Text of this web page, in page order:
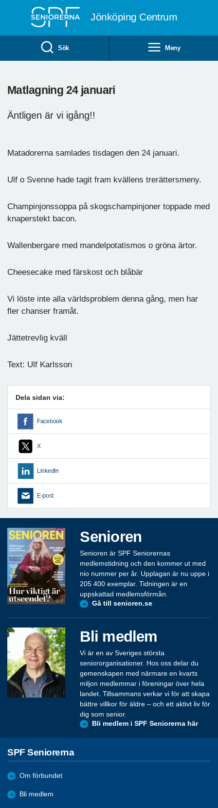
Jönköping Centrum
Sök Meny
Matlagning 24 januari
Äntligen är vi igång!!
Matadorerna samlades tisdagen den 24 januari.
Ulf o Svenne hade tagit fram kvällens trerättersmeny.
Champinjonssoppa på skogschampinjoner toppade med
knaperstekt bacon.
Wallenbergare med mandelpotatismos o gröna ärtor.
Cheesecake med färskost och blåbär
Vi löste inte alla världsproblem denna gång, men har
fler chanser framåt.
Jättetrevlig kväll
Text: Ulf Karlsson
Dela sidan via:
Facebook
X
LinkedIn
E-post
Senioren
Senioren är SPF Seniorernas
medlemstidning och den kommer ut med
nio nummer per år. Upplagan är nu uppe i
205 400 exemplar. Tidningen är en
uppskattad medlemsförmån.
Gå till senioren.se
Bli medlem
Vi är en av Sveriges största
seniororganisationer. Hos oss delar du
gemenskapen med närmare en kvarts
miljon medlemmar i föreningar över hela
landet. Tillsammans verkar vi för att skapa
bättre villkor för äldre – och ett aktivt liv för
dig som senior.
Bli medlem i SPF Seniorerna här
SPF Seniorerna
Om förbundet
Bli medlem